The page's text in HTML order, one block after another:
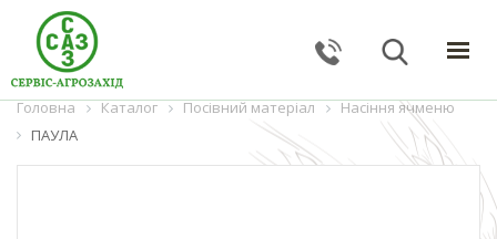
ГОЛОВНА
КАТАЛОГ
Головна Каталог Посівний матеріал
Насіння ячменю
ПАУЛА